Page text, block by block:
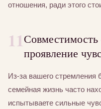
отношения, ради этого
11
проявление
Из-за вашего
семейная жизнь часто
испытываете сильные